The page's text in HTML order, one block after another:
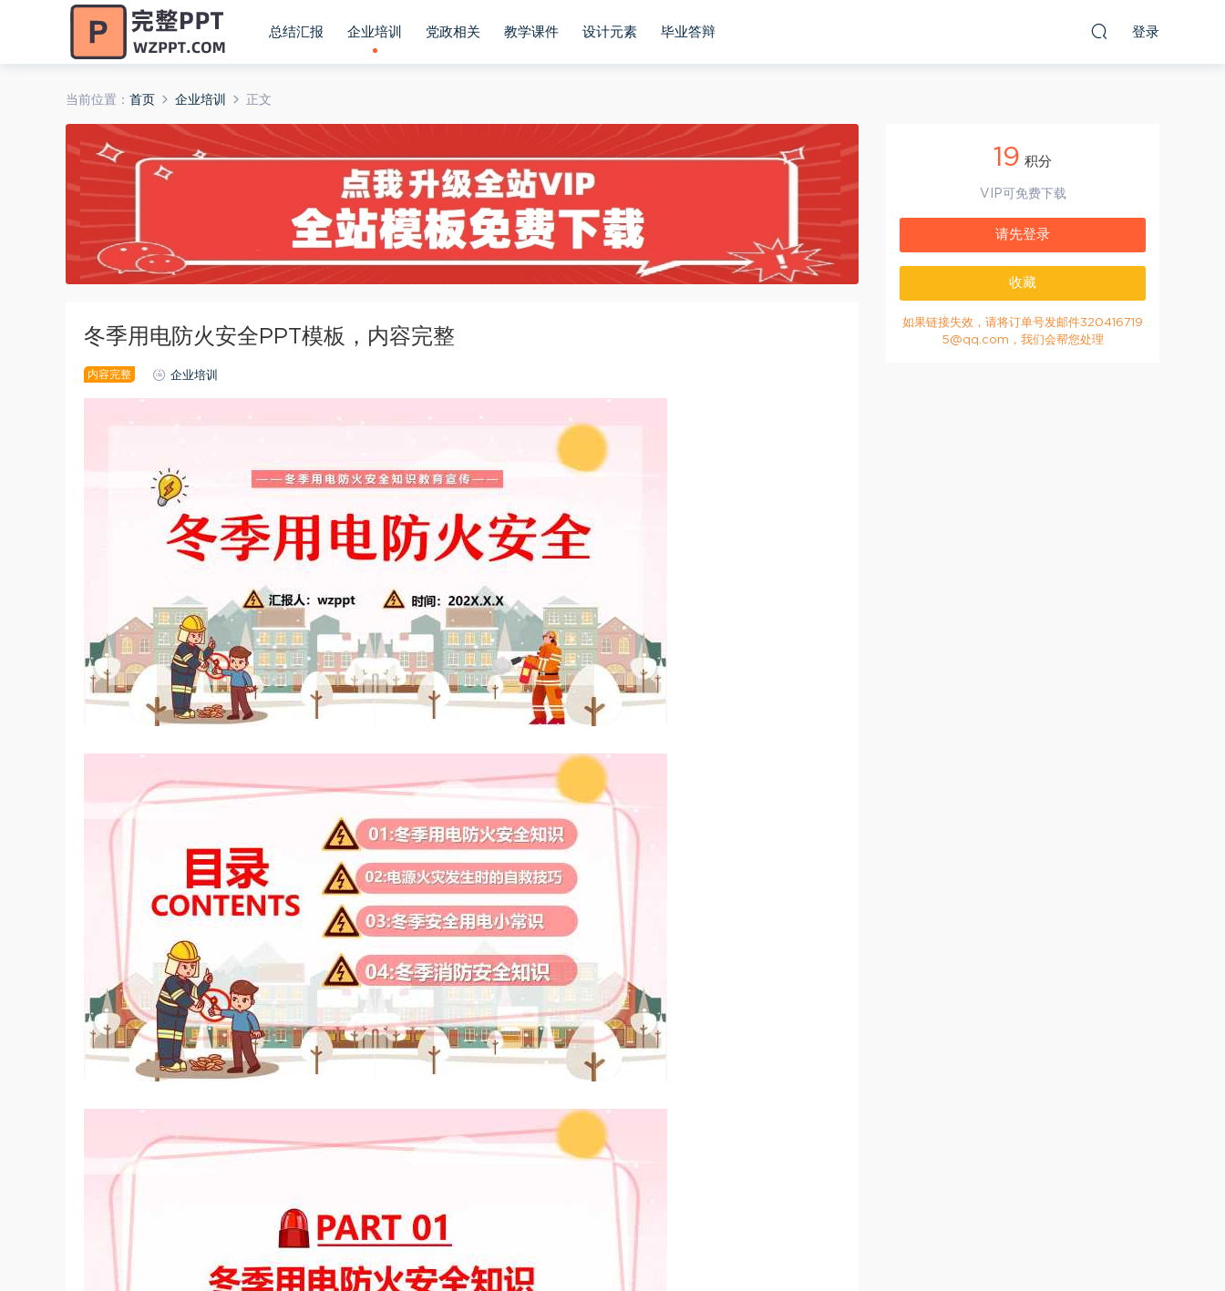
总结汇报 企业培训 党政相关 教学课件 设计元素 毕业答辩 登录
当前位置： 首页 企业培训 正文
冬季用电防火安全PPT模板，内容完整
内容完整 企业培训
19 积分
VIP可免费下载
请先登录
收藏
如果链接失效，请将订单号发邮件320416719
5@qq.com，我们会帮您处理